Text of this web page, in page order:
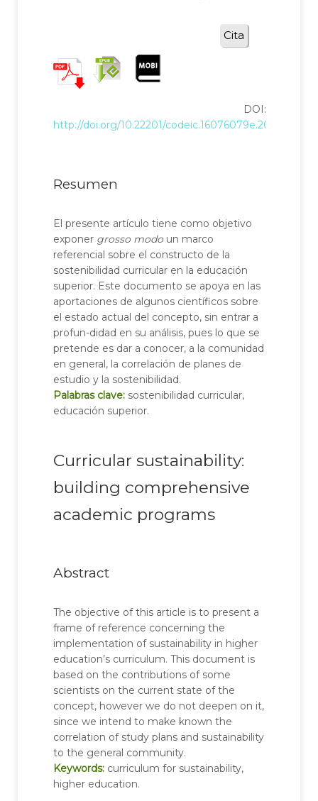
Cita
DOI:
http://doi.org/10.22201/
Resumen
El presente artículo tiene como objetivo
exponer grosso modoun marco
referencial sobre el constructo de la
sostenibilidad curricular en la educación
superior. Este documento se apoya en las
aportaciones de algunos científicos sobre
el estado actual del concepto, sin entrar a
profun-didad en su análisis, pues lo que se
pretende es dar a conocer, a la comunidad
en general, la correlación de planes de
estudio y la sostenibilidad.
Palabras clave: sostenibilidad curricular,
educación superior.
Curricular sustainability:
building comprehensive
academic programs
Abstract
The objective of this article is to present a
frame of reference concerning the
implementation of sustainability in higher
education’s curriculum. This document is
based on the contributions of some
scientists on the current state of the
concept, however we do not deepen on it,
since we intend to make known the
correlation of study plans and sustainability
to the general community.
Keywords: curriculum for sustainability,
higher education.